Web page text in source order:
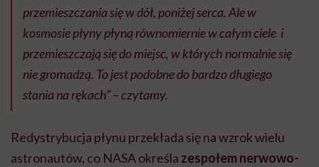
przemieszczania się w dół, poniżej serca. Ale w
kosmosie płyny płyną równomiernie w całym ciele i
przemieszczają się do miejsc, w których normalnie się
nie gromadzą. To jest podobne do bardzo długiego
stania na rękach” – czytamy.
Redystrybucja płynu przekłada się na wzrok wielu
astronautów, co NASA określa zespołem nerwowo-